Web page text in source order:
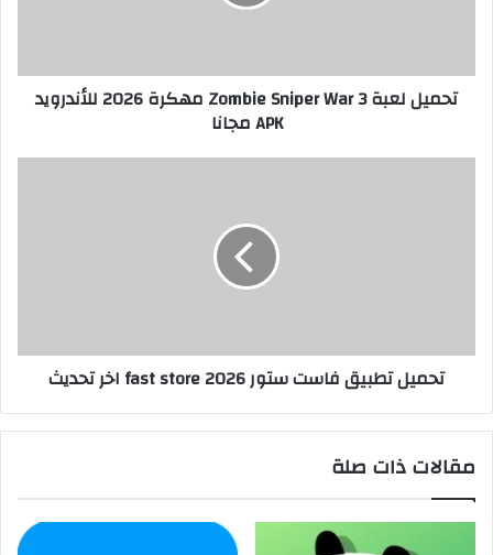
تحميل لعبة Zombie Sniper War 3 مهكرة 2026 للأندرويد
APK مجانا
تحميل تطبيق فاست ستور 2026 fast store اخر تحديث
مقالات ذات صلة